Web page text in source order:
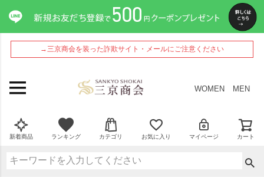
→三京商会を装った詐欺サイト・メールにご注意ください
WOMEN MEN
新着商品 ランキング カテゴリ お気に入り マイページ カート